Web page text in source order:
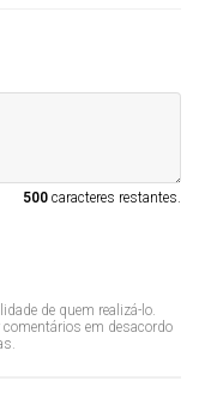
500caracteres restantes.
de quem realizá-lo.
em desacordo